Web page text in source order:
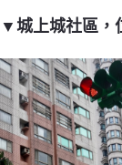
▼城上城社區，